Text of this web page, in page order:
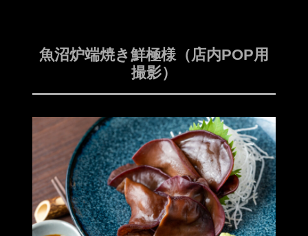
魚沼炉端焼き鮮極様（店内POP用
撮影）